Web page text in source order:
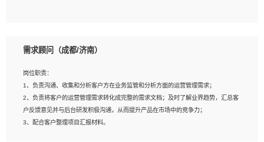
2、2年以上图像处理开发经验，熟悉python和spark开发；
建深度学习系统环境；
4、熟悉OPENCV、HALCON等常用图像处理软件，熟练进行图像处理；
5、熟悉主流的分类算法、聚类算法和关联分析算法原理，能熟练使用神经网络算法
的进行业务建模；
6、对OCR领域有深入的研究，熟悉模型调参，压缩和整型化方法；
需求顾问（成都/济南）
岗位职责：
1、负责沟通、收集和分析客户方在业务监管和分析方面的运营管理需求；
2、负责将客户的运营管理需求转化成完整的需求文档；及时了解业界趋势，汇总客
户反馈意见并与后台研发积极沟通，从而提升产品在市场中的竞争力；
3、配合客户整理项目汇报材料。